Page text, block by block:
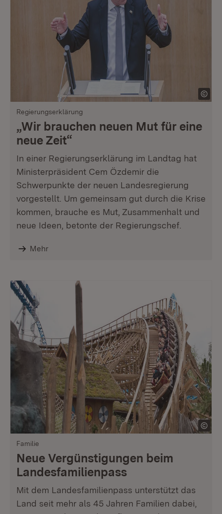
Regierungserklärung
„Wir brauchen neuen Mut für eine
neue Zeit“
In einer Regierungserklärung im Landtag hat
Ministerpräsident Cem Özdemir die
Schwerpunkte der neuen Landesregierung
vorgestellt. Um gemeinsam gut durch die Krise
kommen, brauche es Mut, Zusammenhalt und
neue Ideen, betonte der Regierungschef.
Mehr
Familie
Neue Vergünstigungen beim
Landesfamilienpass
Mit dem Landesfamilienpass unterstützt das
Land seit mehr als 45 Jahren Familien dabei,